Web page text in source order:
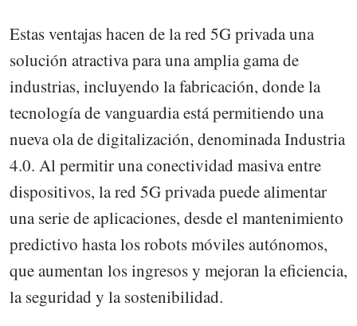
Estas ventajas hacen de la red 5G privada una
solución atractiva para una amplia gama de
industrias, incluyendo la fabricación, donde la
tecnología de vanguardia está permitiendo una
nueva ola de digitalización, denominada Industria
4.0. Al permitir una conectividad masiva entre
dispositivos, la red 5G privada puede alimentar
una serie de aplicaciones, desde el mantenimiento
predictivo hasta los robots móviles autónomos,
que aumentan los ingresos y mejoran la eficiencia,
la seguridad y la sostenibilidad.